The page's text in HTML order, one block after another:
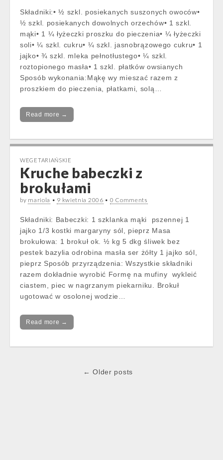
Składniki:• ½ szkl. posiekanych suszonych owoców•
½ szkl. posiekanych dowolnych orzechów• 1 szkl.
mąki• 1 ¼ łyżeczki proszku do pieczenia• ¼ łyżeczki
soli• ¼ szkl. cukru• ¼ szkl. jasnobrązowego cukru• 1
jajko• ¾ szkl. mleka pełnotłustego• ¼ szkl.
roztopionego masła• 1 szkl. płatków owsianych
Sposób wykonania:Mąkę wy mieszać razem z
proszkiem do pieczenia, płatkami, solą…
Read more →
WEGETARIAŃSKIE
Kruche babeczki z
brokułami
by mariola • 9 kwietnia 2006 • 0 Comments
Składniki: Babeczki: 1 szklanka mąki pszennej 1
jajko 1/3 kostki margaryny sól, pieprz Masa
brokułowa: 1 brokuł ok. ½ kg 5 dkg śliwek bez
pestek bazylia odrobina masła ser żółty 1 jajko sól,
pieprz Sposób przyrządzenia: Wszystkie składniki
razem dokładnie wyrobić Formę na mufiny wykleić
ciastem, piec w nagrzanym piekarniku. Brokuł
ugotować w osolonej wodzie…
Read more →
← Older posts